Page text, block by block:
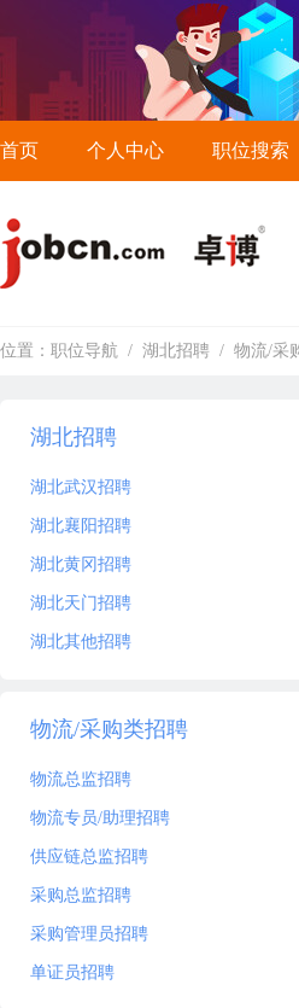
首页 个人中心 职位搜索
位置： 职位导航 / 湖北招聘 / 物流/采
湖北招聘
湖北武汉招聘
湖北襄阳招聘
湖北黄冈招聘
湖北天门招聘
湖北其他招聘
物流/采购类招聘
物流总监招聘
物流专员/助理招聘
供应链总监招聘
采购总监招聘
采购管理员招聘
单证员招聘